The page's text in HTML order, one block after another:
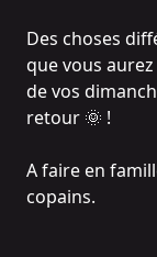
Des choses
que vous
de vos
retour 🌞 !
A faire en
copains.